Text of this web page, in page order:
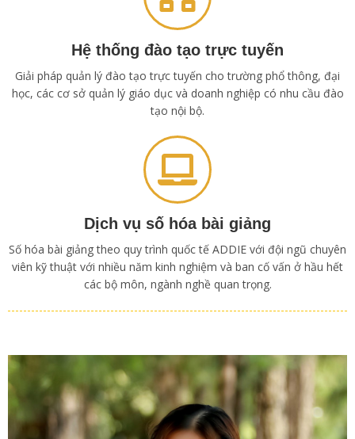
Hệ thống đào tạo trực tuyến
Giải pháp quản lý đào tạo trực tuyến cho trường phổ thông, đại
học, các cơ sở quản lý giáo dục và doanh nghiệp có nhu cầu đào
tạo nội bộ.
Dịch vụ số hóa bài giảng
Số hóa bài giảng theo quy trình quốc tế ADDIE với đội ngũ chuyên
viên kỹ thuật với nhiều năm kinh nghiệm và ban cố vấn ở hầu hết
các bộ môn, ngành nghề quan trọng.